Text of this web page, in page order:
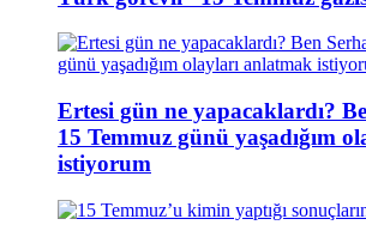
Ertesi gün ne yapacaklardı?
15 Temmuz günü yaşadığım
istiyorum